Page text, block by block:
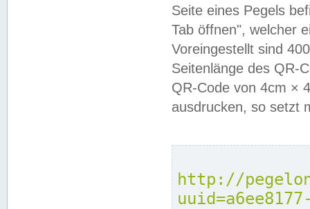
Seite eines Pegels
Tab öffnen", welcher
Voreingestellt sind
Seitenlänge des QR-
QR-Code von 4cm ×
ausdrucken, so setzt
http://